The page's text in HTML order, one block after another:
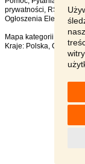
prywatności, RSS
Ogłoszenia Elektronika
Mapa kategorii
Kraje: Polska, Czechy,